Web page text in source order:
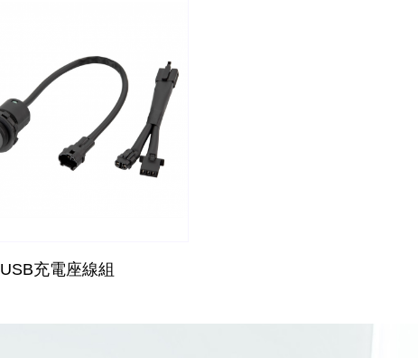
USB充電座線組